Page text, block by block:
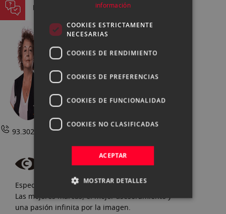
PREGUNTA A NUESTROS EXPERTOS
Conócelos
93.302.73.63 |
Especialistas en fotografía y video desde 1972.
Las mejores marcas, el mejor asesoramiento y
una pasión infinita por la imagen.
información
COOKIES ESTRICTAMENTE
NECESARIAS
COOKIES DE RENDIMIENTO
COOKIES DE PREFERENCIAS
COOKIES DE FUNCIONALIDAD
COOKIES NO CLASIFICADAS
ACEPTAR
MOSTRAR DETALLES